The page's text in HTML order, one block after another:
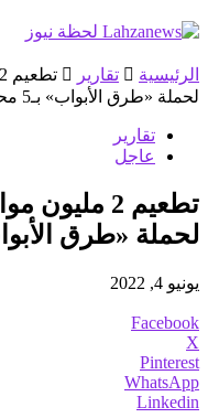
الرئيسية تقارير
لحملة «طرق الأبواب» بـ5 محافظات
تقارير
عاجل
تطعيم 2
لحملة «طرق الأبواب» بـ5
يونيو 4, 2022
Facebook
X
Pinterest
WhatsApp
Linkedin